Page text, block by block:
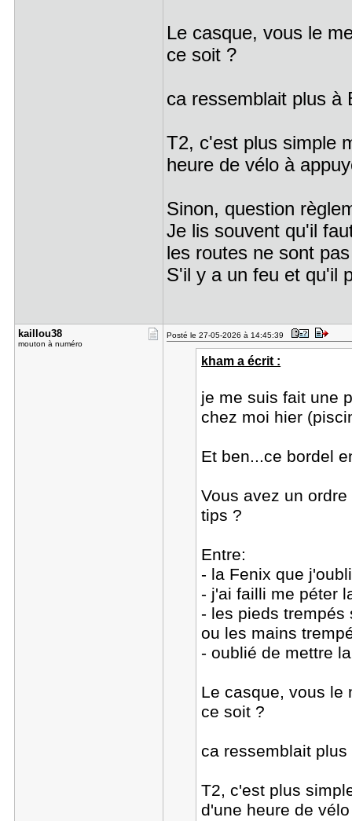
Le casque, vous le
ce soit ?
ca ressemblait plus
T2, c'est plus simple
heure de vélo à
Sinon, question
Je lis souvent qu'il
les routes ne sont
S'il y a un feu et qu'il
kaillou38
mouton à numéro
Posté le 27-05-2026 à 14:45:39
kham a écrit :
je me suis fait une
chez moi hier
Et ben...ce bordel
Vous avez un
tips ?
Entre:
- la Fenix que
- j'ai failli me péter
- les pieds
ou les mains
- oublié de mettre
Le casque, vous le
ce soit ?
ca ressemblait
T2, c'est plus
d'une heure de